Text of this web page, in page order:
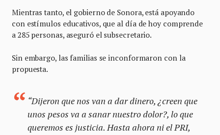
Mientras tanto, el gobierno de Sonora, está apoyando
con estímulos educativos, que al día de hoy comprende
a 285 personas, aseguró el subsecretario.
Sin embargo, las familias se inconformaron con la
propuesta.
“Dijeron que nos van a dar dinero, ¿creen que
unos pesos va a sanar nuestro dolor?, lo que
queremos es justicia. Hasta ahora ni el PRI,